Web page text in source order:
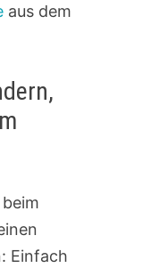
aus dem
Einfach